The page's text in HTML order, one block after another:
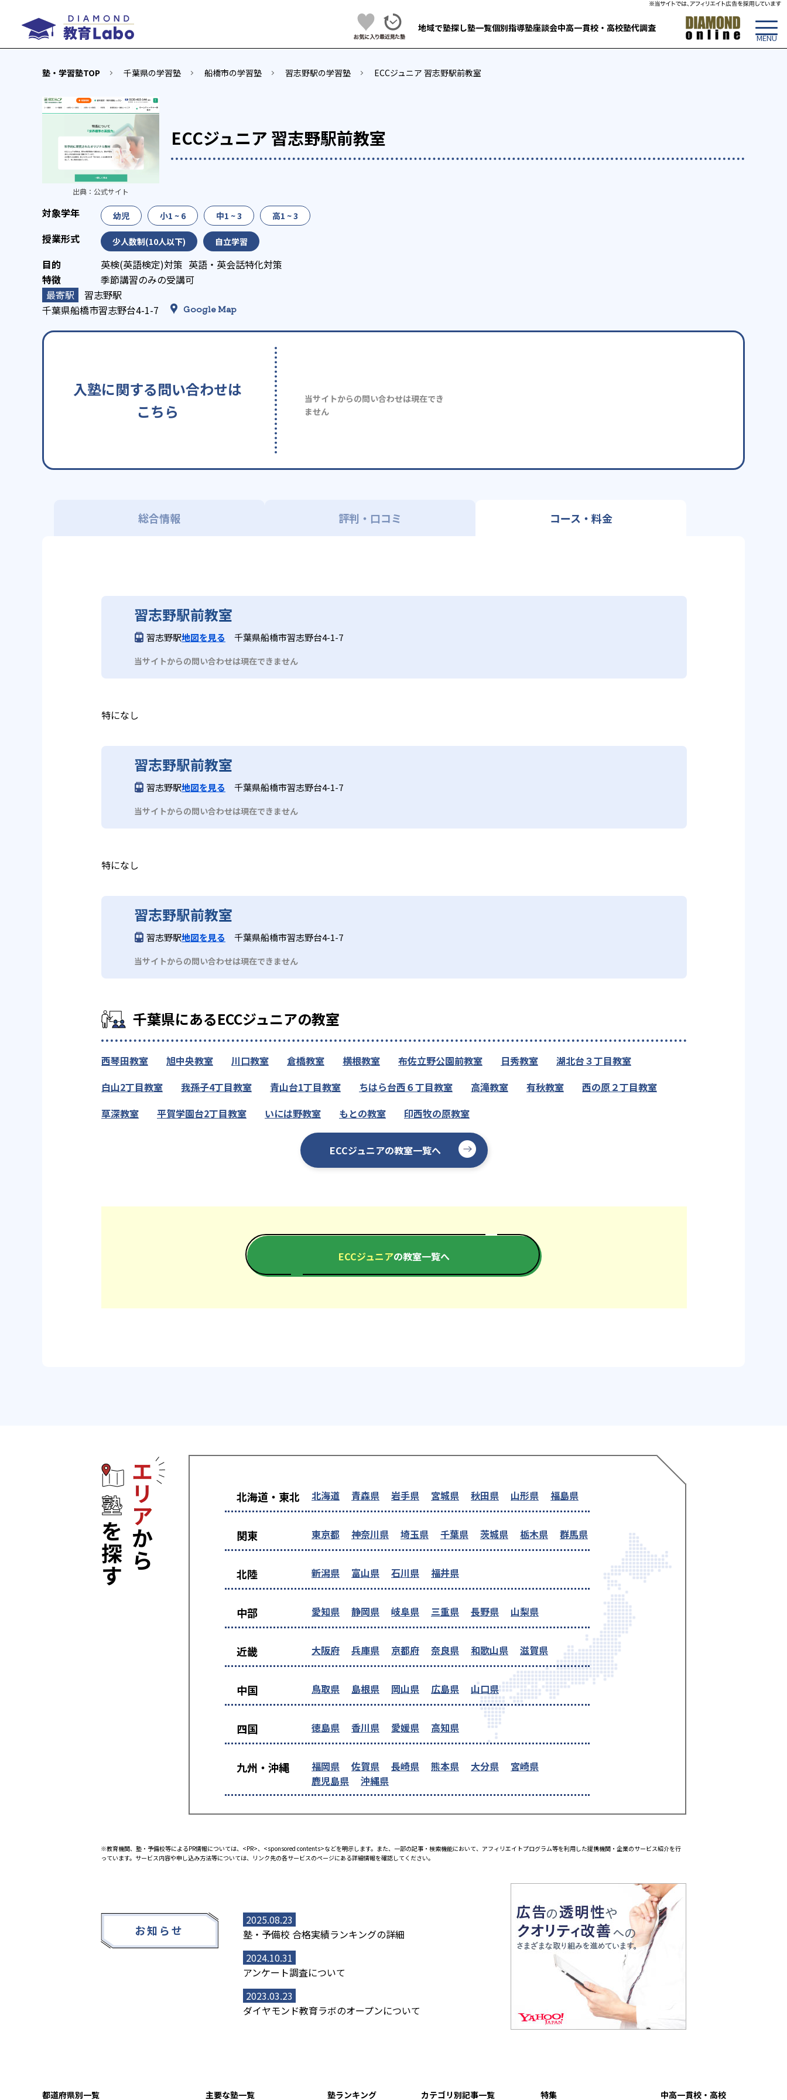
地域で塾探し塾一覧個別指導塾座談会中高一貫校・高校塾代調査
塾・学習塾TOP 千葉県の学習塾 船橋市の学習塾 習志野駅の学習塾 ECCジュニア 習志野駅前教室
ECCジュニア 習志野駅前教室
出典： 公式サイト
幼児 小1 ~ 6 中1 ~ 3 高1 ~ 3
少人数制(10人以下) 自立学習
英検(英語検定)対策 英語・英会話特化対策
季節講習のみの受講可
習志野駅
千葉県船橋市習志野台4-1-7
Google Map
入塾に関する問い合わせは
こちら
当サイトからの問い合わせは現在でき
ません
総合情報 評判・口コミ コース・料金
習志野駅前教室
習志野駅地図を見る 千葉県船橋市習志野台4-1-7
当サイトからの問い合わせは現在できません
特になし
習志野駅前教室
習志野駅地図を見る 千葉県船橋市習志野台4-1-7
当サイトからの問い合わせは現在できません
特になし
習志野駅前教室
習志野駅地図を見る 千葉県船橋市習志野台4-1-7
当サイトからの問い合わせは現在できません
千葉県にあるECCジュニアの教室
西琴田教室 旭中央教室 川口教室 倉橋教室 横根教室 布佐立野公園前教室 日秀教室
湖北台３丁目教室
白山2丁目教室
我孫子4丁目教室 青山台1丁目教室 ちはら台西６丁目教室 高滝教室 有秋教室
西の原２丁目教室
草深教室
平賀学園台2丁目教室 いには野教室 もとの教室 印西牧の原教室
ECCジュニアの教室一覧へ
ECCジュニアの教室一覧へ
北海道・東北 北海道 青森県 岩手県 宮城県 秋田県 山形県 福島県
関東 東京都 神奈川県 埼玉県 千葉県 茨城県 栃木県 群馬県
北陸 新潟県 富山県 石川県 福井県
中部 愛知県 静岡県 岐阜県 三重県 長野県 山梨県
近畿 大阪府 兵庫県 京都府 奈良県 和歌山県 滋賀県
中国 鳥取県 島根県 岡山県 広島県 山口県
四国 徳島県 香川県 愛媛県 高知県
九州・沖縄 福岡県 佐賀県 長崎県 熊本県 大分県
宮崎県
鹿児島県
沖縄県
※教育機関、塾・予備校等によるPR情報については、<PR>、<sponsored contents>などを明示します。また、一部の記事・検索機能において、アフィリエイトプログラム等を利用した提携機関・企業のサービス紹介を行
っています。サービス内容や申し込み方法等については、リンク先の各サービスのページにある詳細情報を確認してください。
お知らせ
2025.08.23
塾・予備校 合格実績ランキングの詳細
2024.10.31
アンケート調査について
2023.03.23
ダイヤモンド教育ラボのオープンについて
都道府県別一覧 主要な塾一覧 塾ランキング カテゴリ別記事一覧 特集 中高一貫校・高校